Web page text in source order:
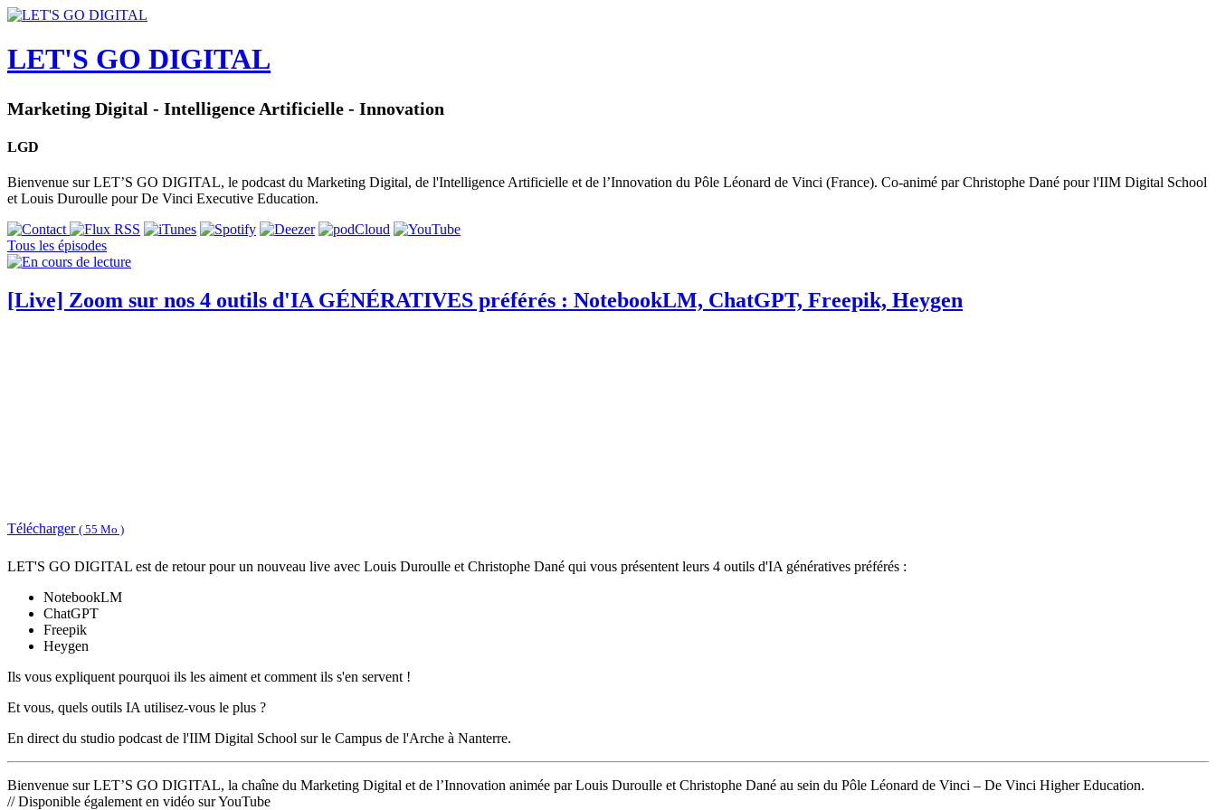
LET'S GO DIGITAL
Marketing Digital - Intelligence Artificielle - Innovation
LGD
Bienvenue sur LET’S GO DIGITAL, le podcast du Marketing Digital, de l'Intelligence Artificielle et de l’Innovation du Pôle Léonard de Vinci (France). Co-animé par Christophe Dané pour l'IIM Digital School
et Louis Duroulle pour De Vinci Executive Education.
Tous les épisodes
[Live] Zoom sur nos 4 outils d'IA GÉNÉRATIVES préférés : NotebookLM, ChatGPT, Freepik, Heygen
Télécharger ( 55 Mo )
LET'S GO DIGITAL est de retour pour un nouveau live avec Louis Duroulle et Christophe Dané qui vous présentent leurs 4 outils d'IA génératives préférés :
NotebookLM
ChatGPT
Freepik
Heygen
Ils vous expliquent pourquoi ils les aiment et comment ils s'en servent !
Et vous, quels outils IA utilisez-vous le plus ?
En direct du studio podcast de l'IIM Digital School sur le Campus de l'Arche à Nanterre.
Bienvenue sur LET’S GO DIGITAL, la chaîne du Marketing Digital et de l’Innovation animée par Louis Duroulle et Christophe Dané au sein du Pôle Léonard de Vinci – De Vinci Higher Education.
// Disponible également en vidéo sur YouTube